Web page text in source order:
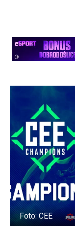
Foto: CEE